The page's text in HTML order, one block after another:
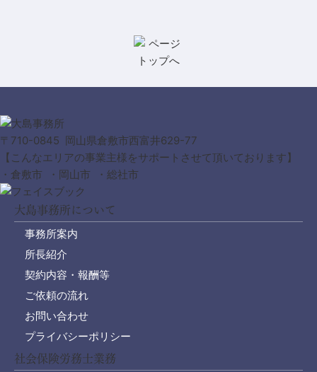
〒710-0845 岡山県倉敷市西富井629-77
【こんなエリアの事業主様をサポートさせて頂いております】
・倉敷市 ・岡山市 ・総社市
大島事務所について
事務所案内
所長紹介
契約内容・報酬等
ご依頼の流れ
お問い合わせ
プライバシーポリシー
社会保険労務士業務